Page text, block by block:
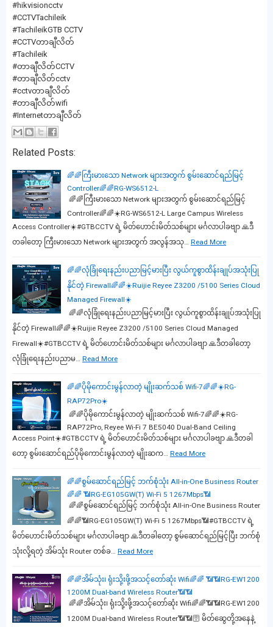
#hikvisioncctv
#CCTVTachileik
#TachileikGTB CCTV
#CCTVတာချီလိတ်
#Tachileik
#တာချီလိတ်CCTV
#တာချီလိတ်cctv
#cctvတာချီလိတ်
#တာချီလိတ်wifi
#Internetတာချီလိတ်
Related Posts:
🌈🌈ကြီးမားသော Network များအတွက် စွမ်းဆောင်ရည်မြင့်
Controller🌈🌈RG-WS6512-L
🌈🌈ကြီးမားသော Network များအတွက် စွမ်းဆောင်ရည်မြင့်
Controller🌈🌈☀️RG-WS6512-L Large Campus Wireless
Access Controller☀️#GTBCCTV ရဲ့ မိတ်ဟောင်းမိတ်သစ်များ မင်္ဂလာပါခဗျာ 🙏ဒီ
တခါတော့ ကြီးမားသော Network များအတွက် အလွန်အသု…
Read More
🌈🌈လုံခြုံရေးနည်းပညာမြင့်မားပြီး လွယ်ကူစွာထိန်းချုပ်အသုံးပြု
နိုင်တဲ့ Firewall🌈🌈☀️Ruijie Reyee Z3200 /5100 Series Cloud
Managed Firewall☀️
🌈🌈လုံခြုံရေးနည်းပညာမြင့်မားပြီး လွယ်ကူစွာထိန်းချုပ်အသုံးပြု
နိုင်တဲ့ Firewall🌈🌈☀️Ruijie Reyee Z3200 /5100 Series Cloud Managed
Firewall☀️#GTBCCTV ရဲ့ မိတ်ဟောင်းမိတ်သစ်များ မင်္ဂလာပါခဗျာ 🙏ဒီတခါတော့
လုံခြုံရေးနည်းပညာမ…
Read More
🌈🌈ပိုမိုကောင်းမွန်လာတဲ့ မျိုးဆက်သစ် Wifi-7🌈🌈☀️RG-
RAP72Pro☀️
🌈🌈ပိုမိုကောင်းမွန်လာတဲ့ မျိုးဆက်သစ် Wifi-7🌈🌈☀️RG-
RAP72Pro, Reyee Wi-Fi 7 BE5040 Dual-Band Ceiling
Access Point☀️#GTBCCTV ရဲ့ မိတ်ဟောင်းမိတ်သစ်များ မင်္ဂလာပါခဗျာ 🙏ဒီတခါ
တော့ စွမ်းဆောင်ရည်ပိုမိုကောင်းမွန်လာတဲ့ မျိုးဆက…
Read More
🌈🌈စွမ်ဆောင်ရည်မြင့် ဘက်စုံသုံး All-in-One Business Router
🌈🌈 📶RG-EG105GW(T) Wi-Fi 5 1267Mbps📶
🌈🌈စွမ်ဆောင်ရည်မြင့် ဘက်စုံသုံး All-in-One Business Router
🌈🌈📶RG-EG105GW(T) Wi-Fi 5 1267Mbps📶#GTBCCTV ရဲ့
မိတ်ဟောင်းမိတ်သစ်များ မင်္ဂလာပါခဗျာ 🙏ဒီတခါတော့ စွမ်ဆောင်ရည်မြင့်ပြီး ဘက်စုံ
သုံးလို့ရတဲ့ အိမ်သုံး Router တစ်ခ…
Read More
🌈🌈အိမ်သုံး၊ ရုံးသို့းဖို့အသင့်တော်ဆုံး Wifi🌈🌈 📶📶RG-EW1200
1200M Dual-band Wireless Router📶📶
🌈🌈အိမ်သုံး၊ ရုံးသို့းဖို့အသင့်တော်ဆုံး Wifi🌈🌈📶📶RG-EW1200
1200M Dual-band Wireless Router📶📶🛜 မိတ်ဆွေတို့အနေနဲ့